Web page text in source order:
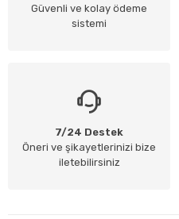
Güvenli ve kolay ödeme
sistemi
7/24 Destek
Öneri ve şikayetlerinizi bize
iletebilirsiniz